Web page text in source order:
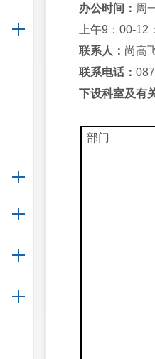
办公时间： 周
上午9：00-
联系人： 尚高
联系电话：
下设科室及有
部门